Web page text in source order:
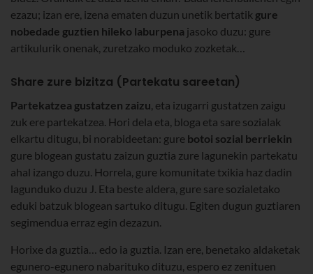
ezazu; izan ere, izena ematen duzun unetik bertatik gure
nobedade guztien hileko laburpena jasoko duzu: gure
artikulurik onenak, zuretzako moduko zozketak…
Share zure bizitza (Partekatu sareetan)
Partekatzea gustatzen zaizu, eta izugarri gustatzen zaigu
zuk ere partekatzea. Hori dela eta, bloga eta sare sozialak
elkartu ditugu, bi norabideetan: gure botoi sozial berriekin
gure blogean gustatu zaizun guztia zure lagunekin partekatu
ahal izango duzu. Horrela, gure komunitate txikia haz dadin
lagunduko duzu J. Eta beste aldera, gure sare sozialetako
eduki batzuk blogean sartuko ditugu. Egiten dugun guztiaren
segimendua erraz egin dezazun.
Horixe da guztia… edo ia guztia. Izan ere, benetako aldaketak
egunero-egunero nabarituko dituzu, espero ez zenituen